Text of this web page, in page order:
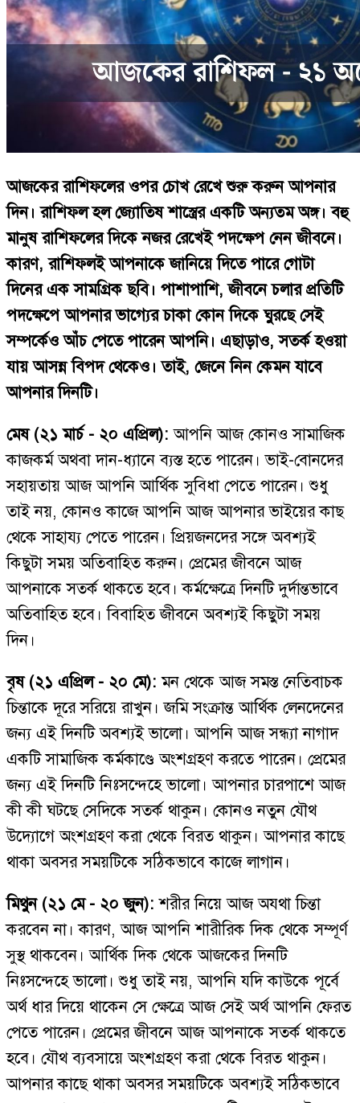
আজকের রাশিফলের ওপর চোখ রেখে শুরু করুন আপনার
দিন। রাশিফল হল জ্যোতিষ শাস্ত্রের একটি অন্যতম অঙ্গ। বহু
মানুষ রাশিফলের দিকে নজর রেখেই পদক্ষেপ নেন জীবনে।
কারণ, রাশিফলই আপনাকে জানিয়ে দিতে পারে গোটা
দিনের এক সামগ্রিক ছবি। পাশাপাশি, জীবনে চলার প্রতিটি
পদক্ষেপে আপনার ভাগ্যের চাকা কোন দিকে ঘুরছে সেই
সম্পর্কেও আঁচ পেতে পারেন আপনি। এছাড়াও, সতর্ক হওয়া
যায় আসন্ন বিপদ থেকেও। তাই, জেনে নিন কেমন যাবে
আপনার দিনটি।
মেষ (২১ মার্চ - ২০ এপ্রিল): আপনি আজ কোনও সামাজিক
কাজকর্ম অথবা দান-ধ্যানে ব্যস্ত হতে পারেন। ভাই-বোনদের
সহায়তায় আজ আপনি আর্থিক সুবিধা পেতে পারেন। শুধু
তাই নয়, কোনও কাজে আপনি আজ আপনার ভাইয়ের কাছ
থেকে সাহায্য পেতে পারেন। প্রিয়জনদের সঙ্গে অবশ্যই
কিছুটা সময় অতিবাহিত করুন। প্রেমের জীবনে আজ
আপনাকে সতর্ক থাকতে হবে। কর্মক্ষেত্রে দিনটি দুর্দান্তভাবে
অতিবাহিত হবে। বিবাহিত জীবনে অবশ্যই কিছুটা সময়
দিন।
বৃষ (২১ এপ্রিল - ২০ মে): মন থেকে আজ সমস্ত নেতিবাচক
চিন্তাকে দূরে সরিয়ে রাখুন। জমি সংক্রান্ত আর্থিক লেনদেনের
জন্য এই দিনটি অবশ্যই ভালো। আপনি আজ সন্ধ্যা নাগাদ
একটি সামাজিক কর্মকাণ্ডে অংশগ্রহণ করতে পারেন। প্রেমের
জন্য এই দিনটি নিঃসন্দেহে ভালো। আপনার চারপাশে আজ
কী কী ঘটছে সেদিকে সতর্ক থাকুন। কোনও নতুন যৌথ
উদ্যোগে অংশগ্রহণ করা থেকে বিরত থাকুন। আপনার কাছে
থাকা অবসর সময়টিকে সঠিকভাবে কাজে লাগান।
মিথুন (২১ মে - ২০ জুন): শরীর নিয়ে আজ অযথা চিন্তা
করবেন না। কারণ, আজ আপনি শারীরিক দিক থেকে সম্পূর্ণ
সুস্থ থাকবেন। আর্থিক দিক থেকে আজকের দিনটি
নিঃসন্দেহে ভালো। শুধু তাই নয়, আপনি যদি কাউকে পূর্বে
অর্থ ধার দিয়ে থাকেন সে ক্ষেত্রে আজ সেই অর্থ আপনি ফেরত
পেতে পারেন। প্রেমের জীবনে আজ আপনাকে সতর্ক থাকতে
হবে। যৌথ ব্যবসায়ে অংশগ্রহণ করা থেকে বিরত থাকুন।
আপনার কাছে থাকা অবসর সময়টিকে অবশ্যই সঠিকভাবে